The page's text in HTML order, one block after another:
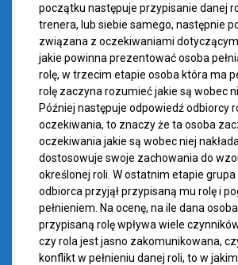
początku następuje przypisanie danej
trenera, lub siebie samego, następnie
związana z oczekiwaniami
jakie powinna prezentować osoba
rolę, w trzecim etapie osoba która ma
rolę zaczyna rozumieć jakie są wobec
Później następuje odpowiedź odbiorcy
oczekiwania, to znaczy że ta osoba
oczekiwania jakie są wobec niej
dostosowuje swoje zachowania do
określonej roli. W ostatnim etapie grupa
odbiorca przyjął przypisaną mu rolę i
pełnieniem. Na ocenę, na ile dana
przypisaną rolę wpływa wiele
czy rola jest jasno zakomunikowana,
konflikt w pełnieniu danej roli, to w